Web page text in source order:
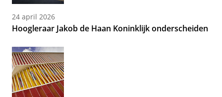
24 april 2026
Hoogleraar Jakob de Haan Koninklijk onderscheiden